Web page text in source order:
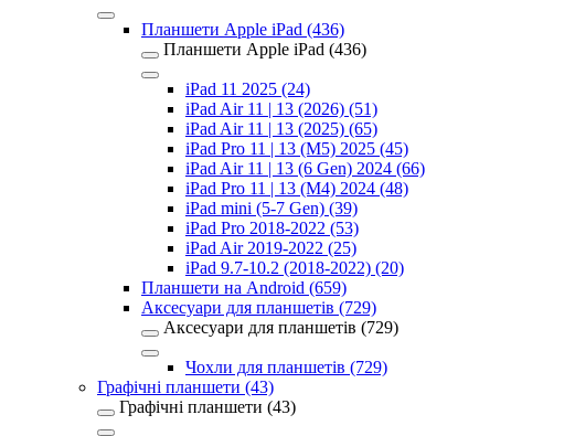
Планшети Apple iPad (436)
Планшети Apple iPad (436)
iPad 11 2025 (24)
iPad Air 11 | 13 (2026) (51)
iPad Air 11 | 13 (2025) (65)
iPad Pro 11 | 13 (M5) 2025 (45)
iPad Air 11 | 13 (6 Gen) 2024 (66)
iPad Pro 11 | 13 (M4) 2024 (48)
iPad mini (5-7 Gen) (39)
iPad Pro 2018-2022 (53)
iPad Air 2019-2022 (25)
iPad 9.7-10.2 (2018-2022) (20)
Планшети на Android (659)
Аксесуари для планшетів (729)
Аксесуари для планшетів (729)
Чохли для планшетів (729)
Графічні планшети (43)
Графічні планшети (43)